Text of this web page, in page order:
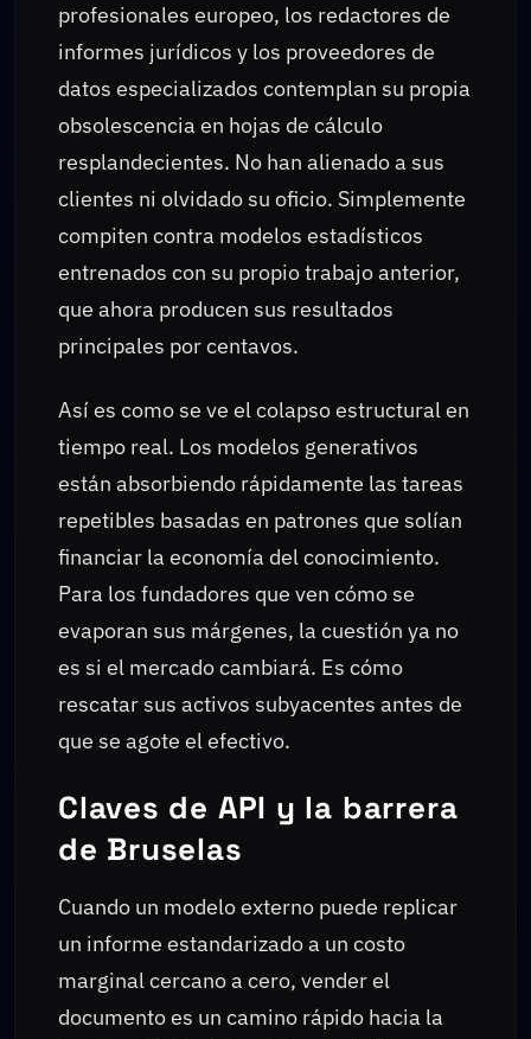
profesionales europeo, los redactores de
informes jurídicos y los proveedores de
datos especializados contemplan su propia
obsolescencia en hojas de cálculo
resplandecientes. No han alienado a sus
clientes ni olvidado su oficio. Simplemente
compiten contra modelos estadísticos
entrenados con su propio trabajo anterior,
que ahora producen sus resultados
principales por centavos.
Así es como se ve el colapso estructural en
tiempo real. Los modelos generativos
están absorbiendo rápidamente las tareas
repetibles basadas en patrones que solían
financiar la economía del conocimiento.
Para los fundadores que ven cómo se
evaporan sus márgenes, la cuestión ya no
es si el mercado cambiará. Es cómo
rescatar sus activos subyacentes antes de
que se agote el efectivo.
Claves de API y la barrera
de Bruselas
Cuando un modelo externo puede replicar
un informe estandarizado a un costo
marginal cercano a cero, vender el
documento es un camino rápido hacia la